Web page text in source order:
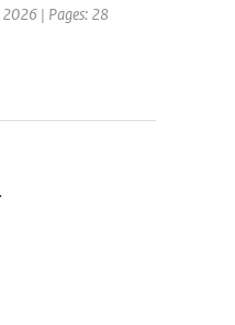
| Pages: 28